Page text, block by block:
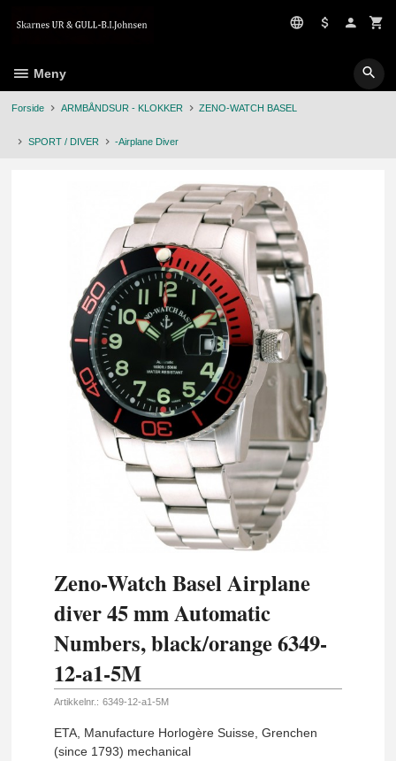
Meny
Forside ARMBÅNDSUR - KLOKKER ZENO-WATCH BASEL
SPORT / DIVER -Airplane Diver
Zeno-Watch Basel Airplane
diver 45 mm Automatic
Numbers, black/orange 6349-
12-a1-5M
Artikkelnr.: 6349-12-a1-5M
ETA, Manufacture Horlogère Suisse, Grenchen
(since 1793) mechanical